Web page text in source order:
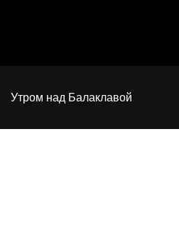
Утром над Балаклавой